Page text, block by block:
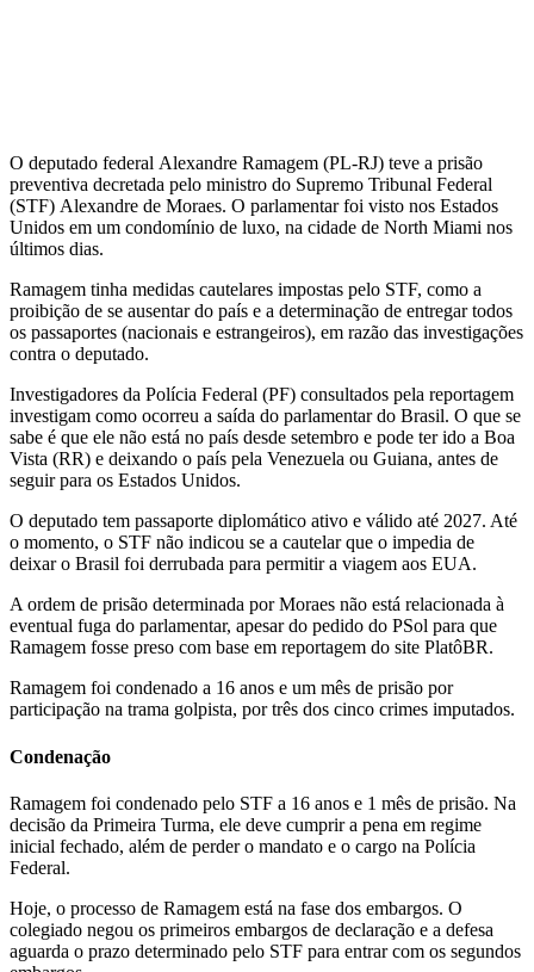
O deputado federal Alexandre Ramagem (PL-RJ) teve a prisão
preventiva decretada pelo ministro do Supremo Tribunal Federal
(STF) Alexandre de Moraes. O parlamentar foi visto nos Estados
Unidos em um condomínio de luxo, na cidade de North Miami nos
últimos dias.
Ramagem tinha medidas cautelares impostas pelo STF, como a
proibição de se ausentar do país e a determinação de entregar todos
os passaportes (nacionais e estrangeiros), em razão das investigações
contra o deputado.
Investigadores da Polícia Federal (PF) consultados pela reportagem
investigam como ocorreu a saída do parlamentar do Brasil. O que se
sabe é que ele não está no país desde setembro e pode ter ido a Boa
Vista (RR) e deixando o país pela Venezuela ou Guiana, antes de
seguir para os Estados Unidos.
O deputado tem passaporte diplomático ativo e válido até 2027. Até
o momento, o STF não indicou se a cautelar que o impedia de
deixar o Brasil foi derrubada para permitir a viagem aos EUA.
A ordem de prisão determinada por Moraes não está relacionada à
eventual fuga do parlamentar, apesar do pedido do PSol para que
Ramagem fosse preso com base em reportagem do site PlatôBR.
Ramagem foi condenado a 16 anos e um mês de prisão por
participação na trama golpista, por três dos cinco crimes imputados.
Condenação
Ramagem foi condenado pelo STF a 16 anos e 1 mês de prisão. Na
decisão da Primeira Turma, ele deve cumprir a pena em regime
inicial fechado, além de perder o mandato e o cargo na Polícia
Federal.
Hoje, o processo de Ramagem está na fase dos embargos. O
colegiado negou os primeiros embargos de declaração e a defesa
aguarda o prazo determinado pelo STF para entrar com os segundos